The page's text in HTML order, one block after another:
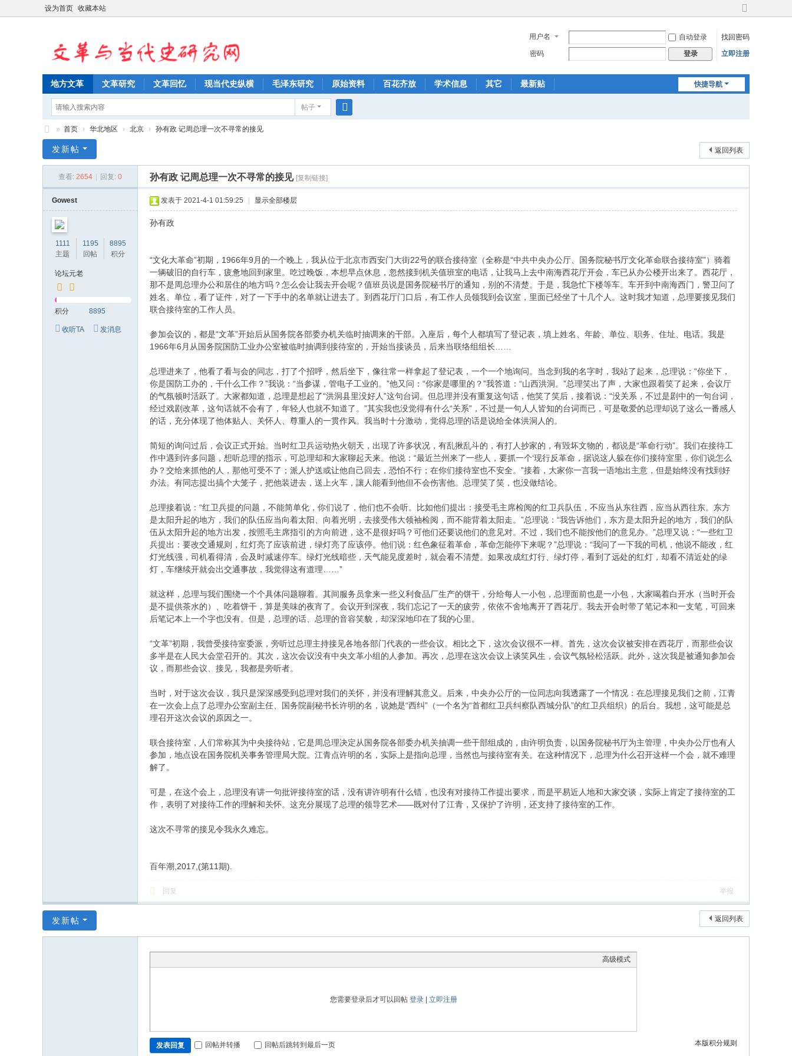
设为首页 收藏本站
切
到
宽
用户名 自动登录
找回密码
密码
登录 立即注册
快捷导航
地方文革 文革研究 文革回忆 现当代史纵横 毛泽东研究 原始资料 百花齐放 学术信息 其它 最新贴
帖子
革
» 首页 › 华北地区 › 北京 › 孙有政 记周总理一次不寻常的接见
返回列表
发新帖
查看: 2654 回复: 0 孙有政 记周总理一次不寻常的接见 [复制链接]
Gowest
1111
主题
1195
回帖
8895
积分
论坛元老
积分 8895
收听TA 发消息
发表于 2021-4-1 01:59:25 显示全部楼层
孙有政
“文化大革命”初期，1966年9月的一个晚上，我从位于北京市西安门大街22号的联合接待室（全称是“中共中央办公厅、国务院秘书厅文化革命联合接待室”）骑着
一辆破旧的自行车，疲惫地回到家里。吃过晚饭，本想早点休息，忽然接到机关值班室的电话，让我马上去中南海西花厅开会，车已从办公楼开出来了。西花厅，
那不是周总理办公和居住的地方吗？怎么会让我去开会呢？值班员说是国务院秘书厅的通知，别的不清楚。于是，我急忙下楼等车。车开到中南海西门，警卫问了
姓名、单位，看了证件，对了一下手中的名单就让进去了。到西花厅门口后，有工作人员领我到会议室，里面已经坐了十几个人。这时我才知道，总理要接见我们
联合接待室的工作人员。
参加会议的，都是“文革”开始后从国务院各部委办机关临时抽调来的干部。入座后，每个人都填写了登记表，填上姓名、年龄、单位、职务、住址、电话。我是
1966年6月从国务院国防工业办公室被临时抽调到接待室的，开始当接谈员，后来当联络组组长……
总理进来了，他看了看与会的同志，打了个招呼，然后坐下，像往常一样拿起了登记表，一个一个地询问。当念到我的名字时，我站了起来，总理说：“你坐下，
你是国防工办的，干什么工作？”我说：“当参谋，管电子工业的。”他又问：“你家是哪里的？”我答道：“山西洪洞。”总理笑出了声，大家也跟着笑了起来，会议厅
的气氛顿时活跃了。大家都知道，总理是想起了“洪洞县里没好人”这句台词。但总理并没有重复这句话，他笑了笑后，接着说：“没关系，不过是剧中的一句台词，
经过戏剧改革，这句话就不会有了，年轻人也就不知道了。”其实我也没觉得有什么“关系”，不过是一句人人皆知的台词而已，可是敬爱的总理却说了这么一番感人
的话，充分体现了他体贴人、关怀人、尊重人的一贯作风。我当时十分激动，觉得总理的话是说给全体洪洞人的。
简短的询问过后，会议正式开始。当时红卫兵运动热火朝天，出现了许多状况，有乱揪乱斗的，有打人抄家的，有毁坏文物的，都说是“革命行动”。我们在接待工
作中遇到许多问题，想听总理的指示，可总理却和大家聊起天来。他说：“最近兰州来了一些人，要抓一个‘现行反革命，据说这人躲在你们接待室里，你们说怎么
办？交给来抓他的人，那他可受不了；派人护送或让他自己回去，恐怕不行；在你们接待室也不安全。”接着，大家你一言我一语地出主意，但是始终没有找到好
办法。有同志提出搞个大笼子，把他装进去，送上火车，讓人能看到他但不会伤害他。总理笑了笑，也没做结论。
总理接着说：“红卫兵提的问题，不能简单化，你们说了，他们也不会听。比如他们提出：接受毛主席检阅的红卫兵队伍，不应当从东往西，应当从西往东。东方
是太阳升起的地方，我们的队伍应当向着太阳、向着光明，去接受伟大领袖检阅，而不能背着太阳走。”总理说：“我告诉他们，东方是太阳升起的地方，我们的队
伍从太阳升起的地方出发，按照毛主席指引的方向前进，这不是很好吗？可他们还要说他们的意见对。不过，我们也不能按他们的意见办。”总理又说：“一些红卫
兵提出：要改交通规则，红灯亮了应该前进，绿灯亮了应该停。他们说：红色象征着革命，革命怎能停下来呢？”总理说：“我问了一下我的司机，他说不能改，红
灯光线强，司机看得清，会及时减速停车。绿灯光线暗些，天气能见度差时，就会看不清楚。如果改成红灯行、绿灯停，看到了远处的红灯，却看不清近处的绿
灯，车继续开就会出交通事故，我觉得这有道理……”
就这样，总理与我们围绕一个个具体问题聊着。其间服务员拿来一些义利食品厂生产的饼干，分给每人一小包，总理面前也是一小包，大家喝着白开水（当时开会
是不提供茶水的）、吃着饼干，算是美味的夜宵了。会议开到深夜，我们忘记了一天的疲劳，依依不舍地离开了西花厅。我去开会时带了笔记本和一支笔，可回来
后笔记本上一个字也没有。但是，总理的话、总理的音容笑貌，却深深地印在了我的心里。
“文革”初期，我曾受接待室委派，旁听过总理主持接见各地各部门代表的一些会议。相比之下，这次会议很不一样。首先，这次会议被安排在西花厅，而那些会议
多半是在人民大会堂召开的。其次，这次会议没有中央文革小组的人参加。再次，总理在这次会议上谈笑风生，会议气氛轻松活跃。此外，这次我是被通知参加会
议，而那些会议、接见，我都是旁听者。
当时，对于这次会议，我只是深深感受到总理对我们的关怀，并没有理解其意义。后来，中央办公厅的一位同志向我透露了一个情况：在总理接见我们之前，江青
在一次会上点了总理办公室副主任、国务院副秘书长许明的名，说她是“西纠”（一个名为“首都红卫兵纠察队西城分队”的红卫兵组织）的后台。我想，这可能是总
理召开这次会议的原因之一。
联合接待室，人们常称其为中央接待站，它是周总理决定从国务院各部委办机关抽调一些干部组成的，由许明负责，以国务院秘书厅为主管理，中央办公厅也有人
参加，地点设在国务院机关事务管理局大院。江青点许明的名，实际上是指向总理，当然也与接待室有关。在这种情况下，总理为什么召开这样一个会，就不难理
解了。
可是，在这个会上，总理没有讲一句批评接待室的话，没有讲许明有什么错，也没有对接待工作提出要求，而是平易近人地和大家交谈，实际上肯定了接待室的工
作，表明了对接待工作的理解和关怀。这充分展现了总理的领导艺术——既对付了江青，又保护了许明，还支持了接待室的工作。
这次不寻常的接见令我永久难忘。
百年潮,2017,(第11期).
回复 举报
返回列表
发新帖
高级模式
您需要登录后才可以回帖 登录| 立即注册
本版积分规则
发表回复 回帖并转播 回帖后跳转到最后一页